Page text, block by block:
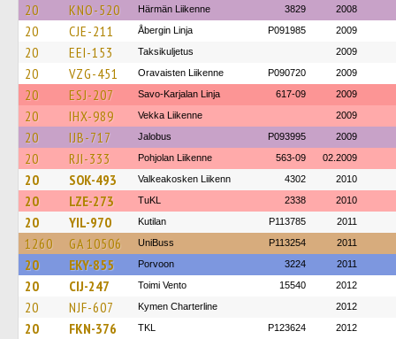
20 KNO-520 Härmän Liikenne 3829 2008
20 CJE-211 Åbergin Linja P091985 2009
20 EEI-153 Taksikuljetus 2009
20 VZG-451 Oravaisten Liikenne P090720 2009
20 ESJ-207 Savo-Karjalan Linja 617-09 2009
20 IHX-989 Vekka Liikenne 2009
20 IJB-717 Jalobus P093995 2009
20 RJI-333 Pohjolan Liikenne 563-09 02.2009
20 SOK-493 Valkeakosken Liikenn 4302 2010
20 LZE-273 TuKL 2338 2010
20 YIL-970 Kutilan P113785 2011
1260 GA 10506 UniBuss P113254 2011
20 EKY-855 Porvoon 3224 2011
20 CIJ-247 Toimi Vento 15540 2012
20 NJF-607 Kymen Charterline 2012
20 FKN-376 TKL P123624 2012